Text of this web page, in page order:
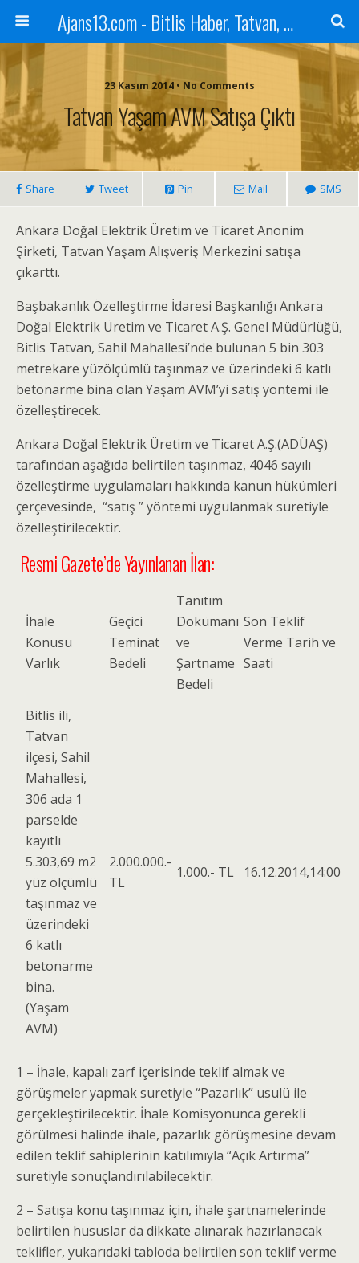
Ajans13.com - Bitlis Haber, Tatvan, Ahlat, Adilcevaz, Mutki, Hizan, Güroymak, Gazete, Ajans, 13, Haber
23 Kasım 2014 • No Comments
Tatvan Yaşam AVM Satışa Çıktı
Share Tweet Pin Mail SMS
Ankara Doğal Elektrik Üretim ve Ticaret Anonim
Şirketi, Tatvan Yaşam Alışveriş Merkezini satışa
çıkarttı.
Başbakanlık Özelleştirme İdaresi Başkanlığı Ankara
Doğal Elektrik Üretim ve Ticaret A.Ş. Genel Müdürlüğü,
Bitlis Tatvan, Sahil Mahallesi’nde bulunan 5 bin 303
metrekare yüzölçümlü taşınmaz ve üzerindeki 6 katlı
betonarme bina olan Yaşam AVM’yi satış yöntemi ile
özelleştirecek.
Ankara Doğal Elektrik Üretim ve Ticaret A.Ş.(ADÜAŞ)
tarafından aşağıda belirtilen taşınmaz, 4046 sayılı
özelleştirme uygulamaları hakkında kanun hükümleri
çerçevesinde, “satış ” yöntemi uygulanmak suretiyle
özelleştirilecektir.
Resmi Gazete’de Yayınlanan İlan:
İhale
Konusu
Varlık
Geçici
Teminat
Bedeli
Tanıtım
Dokümanı
ve
Şartname
Bedeli
Son Teklif
Verme Tarih ve
Saati
Bitlis ili,
Tatvan
ilçesi, Sahil
Mahallesi,
306 ada 1
parselde
kayıtlı
5.303,69 m2
yüz ölçümlü
taşınmaz ve
üzerindeki
6 katlı
betonarme
bina.
(Yaşam
AVM)
2.000.000.-
TL
1.000.- TL 16.12.2014,14:00
1 – İhale, kapalı zarf içerisinde teklif almak ve
görüşmeler yapmak suretiyle “Pazarlık” usulü ile
gerçekleştirilecektir. İhale Komisyonunca gerekli
görülmesi halinde ihale, pazarlık görüşmesine devam
edilen teklif sahiplerinin katılımıyla “Açık Artırma”
suretiyle sonuçlandırılabilecektir.
2 – Satışa konu taşınmaz için, ihale şartnamelerinde
belirtilen hususlar da dikkate alınarak hazırlanacak
teklifler, yukarıdaki tabloda belirtilen son teklif verme